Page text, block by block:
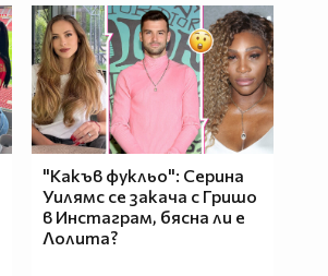
"Какъв фукльо": Серина
Уилямс се закача с Гришо
в Инстаграм, бясна ли е
Лолита?